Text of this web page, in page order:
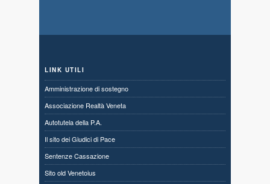
LINK UTILI
Amministrazione di sostegno
Associazione Realtà Veneta
Autotutela della P.A.
Il sito dei Giudici di Pace
Sentenze Cassazione
Sito old Venetoius